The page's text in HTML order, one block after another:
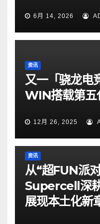
6月 14, 2026
资讯
又一「骁龙电
WIN搭载第五
12月 26, 2025
资讯
从“超FUN派
Supercell深
展现本土化新